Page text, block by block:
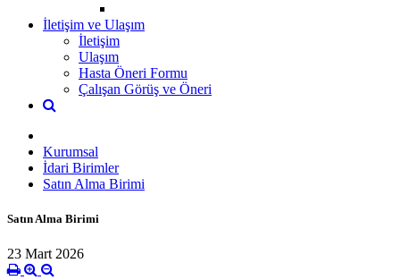
İletişim ve Ulaşım
İletişim
Ulaşım
Hasta Öneri Formu
Çalışan Görüş ve Öneri
Kurumsal
İdari Birimler
Satın Alma Birimi
Satın Alma Birimi
23 Mart 2026